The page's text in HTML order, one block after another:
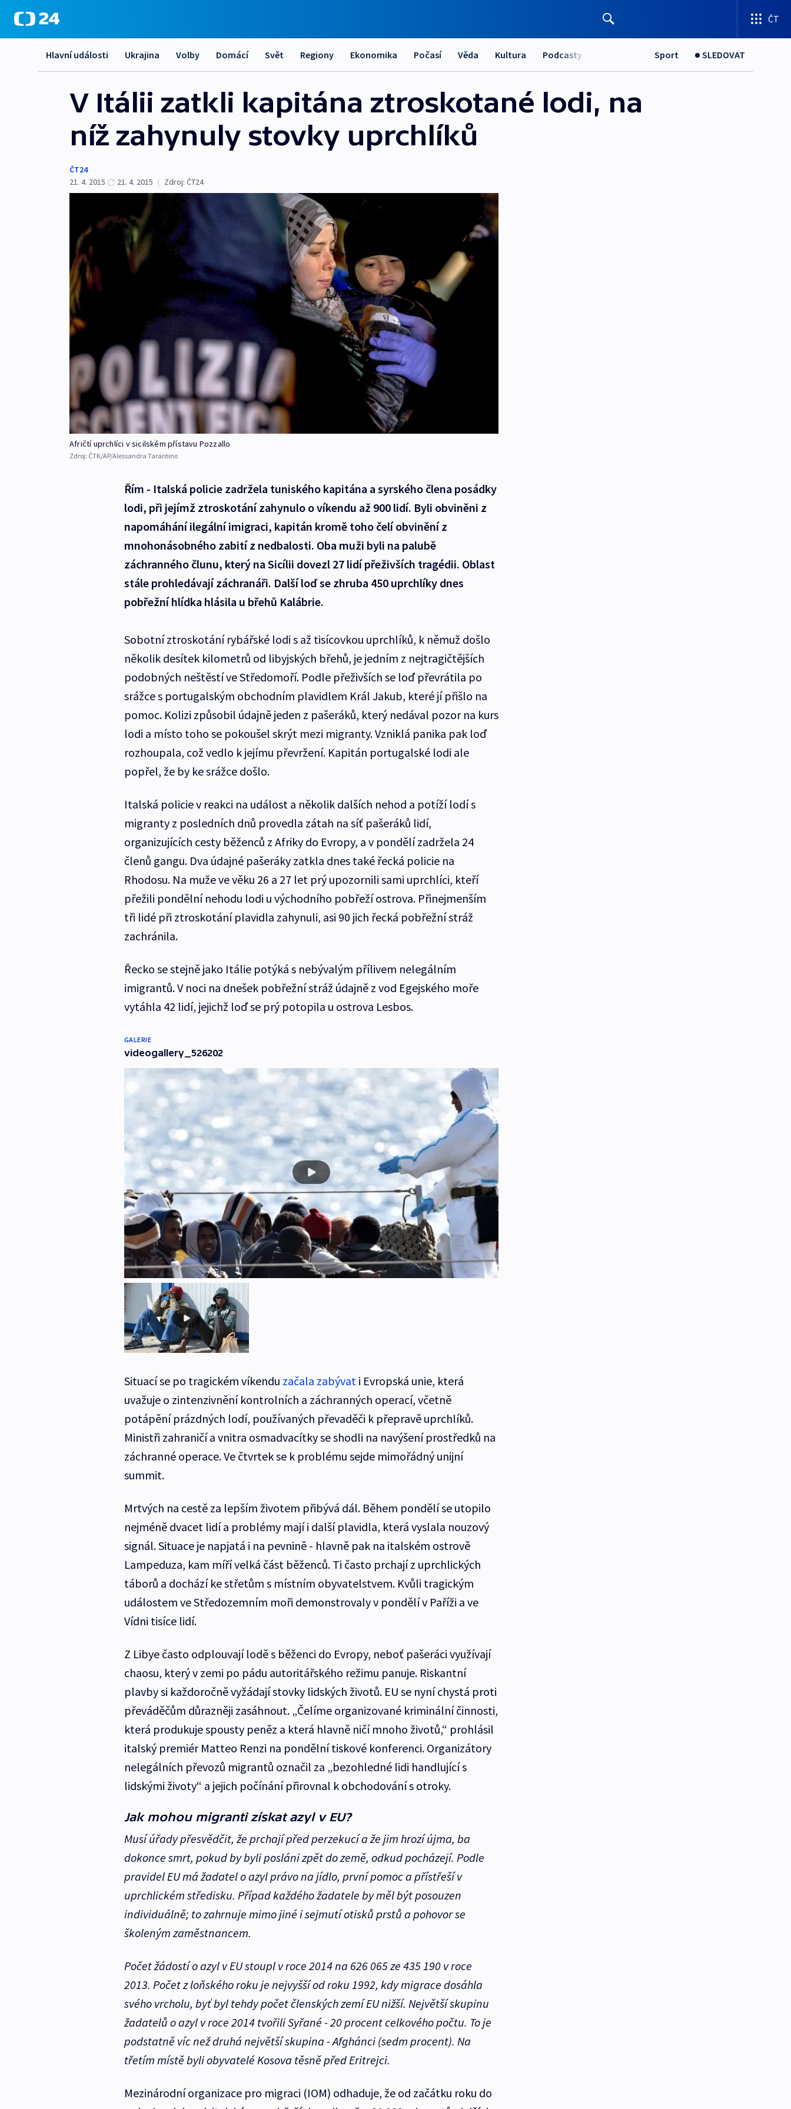
ČT
Hlavní události Ukrajina Volby Domácí Svět Regiony Ekonomika Počasí Věda Kultura Podcasty Sport SLEDOVAT
V Itálii zatkli kapitána ztroskotané lodi, na
níž zahynuly stovky uprchlíků
ČT24
21. 4. 2015
21. 4. 2015 | Zdroj: ČT24
Afričtí uprchlíci v sicilském přístavu Pozzallo
Zdroj: ČTK/AP/Alessandra Tarantino
Řím - Italská policie zadržela tuniského kapitána a syrského člena posádky
lodi, při jejímž ztroskotání zahynulo o víkendu až 900 lidí. Byli obviněni z
napomáhání ilegální imigraci, kapitán kromě toho čelí obvinění z
mnohonásobného zabití z nedbalosti. Oba muži byli na palubě
záchranného člunu, který na Sicílii dovezl 27 lidí přeživších tragédii. Oblast
stále prohledávají záchranáři. Další loď se zhruba 450 uprchlíky dnes
pobřežní hlídka hlásila u břehů Kalábrie.
Sobotní ztroskotání rybářské lodi s až tisícovkou uprchlíků, k němuž došlo
několik desítek kilometrů od libyjských břehů, je jedním z nejtragičtějších
podobných neštěstí ve Středomoří. Podle přeživších se loď převrátila po
srážce s portugalským obchodním plavidlem Král Jakub, které jí přišlo na
pomoc. Kolizi způsobil údajně jeden z pašeráků, který nedával pozor na kurs
lodi a místo toho se pokoušel skrýt mezi migranty. Vzniklá panika pak loď
rozhoupala, což vedlo k jejímu převržení. Kapitán portugalské lodi ale
popřel, že by ke srážce došlo.
Italská policie v reakci na událost a několik dalších nehod a potíží lodí s
migranty z posledních dnů provedla zátah na síť pašeráků lidí,
organizujících cesty běženců z Afriky do Evropy, a v pondělí zadržela 24
členů gangu. Dva údajné pašeráky zatkla dnes také řecká policie na
Rhodosu. Na muže ve věku 26 a 27 let prý upozornili sami uprchlíci, kteří
přežili pondělní nehodu lodi u východního pobřeží ostrova. Přinejmenším
tři lidé při ztroskotání plavidla zahynuli, asi 90 jich řecká pobřežní stráž
zachránila.
Řecko se stejně jako Itálie potýká s nebývalým přílivem nelegálním
imigrantů. V noci na dnešek pobřežní stráž údajně z vod Egejského moře
vytáhla 42 lidí, jejichž loď se prý potopila u ostrova Lesbos.
GALERIE
videogallery_526202
Situací se po tragickém víkendu začala zabývati Evropská unie, která
uvažuje o zintenzivnění kontrolních a záchranných operací, včetně
potápění prázdných lodí, používaných převaděči k přepravě uprchlíků.
Ministři zahraničí a vnitra osmadvacítky se shodli na navýšení prostředků na
záchranné operace. Ve čtvrtek se k problému sejde mimořádný unijní
summit.
Mrtvých na cestě za lepším životem přibývá dál. Během pondělí se utopilo
nejméně dvacet lidí a problémy mají i další plavidla, která vyslala nouzový
signál. Situace je napjatá i na pevnině - hlavně pak na italském ostrově
Lampeduza, kam míří velká část běženců. Ti často prchají z uprchlických
táborů a dochází ke střetům s místním obyvatelstvem. Kvůli tragickým
událostem ve Středozemním moři demonstrovaly v pondělí v Paříži a ve
Vídni tisíce lidí.
Z Libye často odplouvají lodě s běženci do Evropy, neboť pašeráci využívají
chaosu, který v zemi po pádu autoritářského režimu panuje. Riskantní
plavby si každoročně vyžádají stovky lidských životů. EU se nyní chystá proti
převáděčům důrazněji zasáhnout. „Čelíme organizované kriminální činnosti,
která produkuje spousty peněz a která hlavně ničí mnoho životů,“ prohlásil
italský premiér Matteo Renzi na pondělní tiskové konferenci. Organizátory
nelegálních převozů migrantů označil za „bezohledné lidi handlující s
lidskými životy“ a jejich počínání přirovnal k obchodování s otroky.
Jak mohou migranti získat azyl v EU?
Musí úřady přesvědčit, že prchají před perzekucí a že jim hrozí újma, ba
dokonce smrt, pokud by byli posláni zpět do země, odkud pocházejí. Podle
pravidel EU má žadatel o azyl právo na jídlo, první pomoc a přístřeší v
uprchlickém středisku. Případ každého žadatele by měl být posouzen
individuálně; to zahrnuje mimo jiné i sejmutí otisků prstů a pohovor se
školeným zaměstnancem.
Počet žádostí o azyl v EU stoupl v roce 2014 na 626 065 ze 435 190 v roce
2013. Počet z loňského roku je nejvyšší od roku 1992, kdy migrace dosáhla
svého vrcholu, byť byl tehdy počet členských zemí EU nižší. Největší skupinu
žadatelů o azyl v roce 2014 tvořili Syřané - 20 procent celkového počtu. To je
podstatně víc než druhá největší skupina - Afghánci (sedm procent). Na
třetím místě byli obyvatelé Kosova těsně před Eritrejci.
Mezinárodní organizace pro migraci (IOM) odhaduje, že od začátku roku do